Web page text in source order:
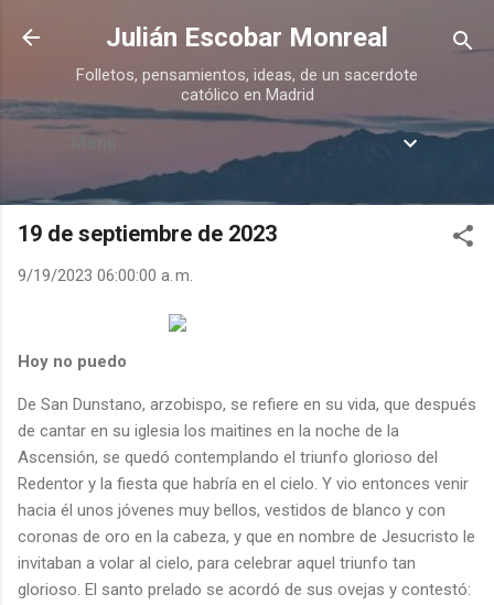
Ir al contenido principal
Julián Escobar Monreal
Folletos, pensamientos, ideas, de un sacerdote
católico en Madrid
Menú
19 de septiembre de 2023
9/19/2023 06:00:00 a. m.
Hoy no puedo
De San Dunstano, arzobispo, se refiere en su vida, que después
de cantar en su iglesia los maitines en la noche de la
Ascensión, se quedó contemplando el triunfo glorioso del
Redentor y la fiesta que habría en el cielo. Y vio entonces venir
hacia él unos jóvenes muy bellos, vestidos de blanco y con
coronas de oro en la cabeza, y que en nombre de Jesucristo le
invitaban a volar al cielo, para celebrar aquel triunfo tan
glorioso. El santo prelado se acordó de sus ovejas y contestó: